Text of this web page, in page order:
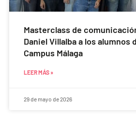
Masterclass de
Daniel Villalba a los alumnos
Campus Málaga
LEER MÁS »
29 de mayo de 2026